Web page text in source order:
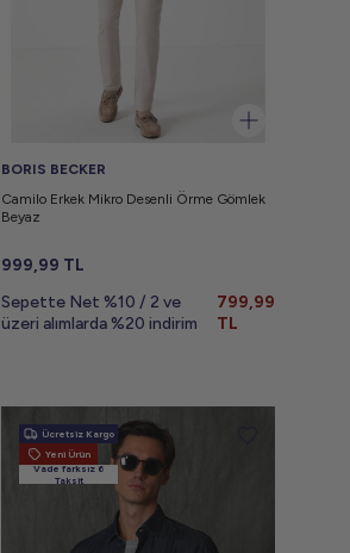
BORIS BECKER
Camilo Erkek Mikro Desenli Örme Gömlek
Beyaz
999,99 TL
Sepette Net %10 / 2 ve
üzeri alımlarda %20 indirim
799,99
TL
Ücretsiz Kargo
Yeni Ürün
Vade farksız 6
Taksit